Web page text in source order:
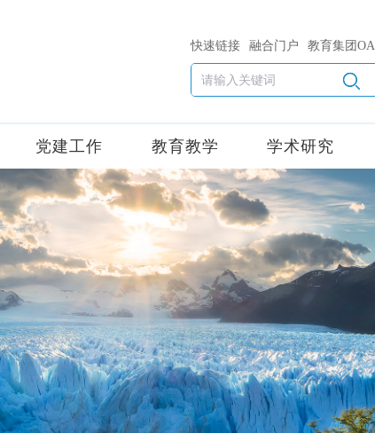
快速链接 融合门户 教育集团OA
党建工作 教育教学 学术研究